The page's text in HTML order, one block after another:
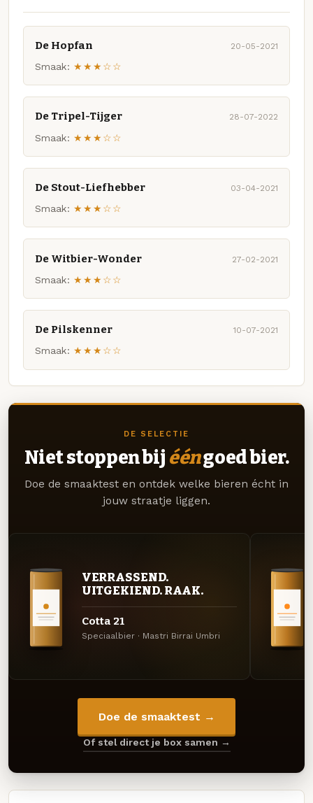
De Hopfan 20-05-2021
Smaak: ★★★☆☆
De Tripel-Tijger 28-07-2022
Smaak: ★★★☆☆
De Stout-Liefhebber 03-04-2021
Smaak: ★★★☆☆
De Witbier-Wonder 27-02-2021
Smaak: ★★★☆☆
De Pilskenner 10-07-2021
Smaak: ★★★☆☆
DE SELECTIE
Niet stoppen bij ééngoed bier.
Doe de smaaktest en ontdek welke bieren écht in
jouw straatje liggen.
VERRASSEND.
UITGEKIEND. RAAK.
Cotta 21
Speciaalbier · Mastri Birrai Umbri
Doe de smaaktest →
Of stel direct je box samen →